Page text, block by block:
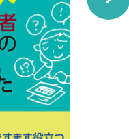
〈北村正敬〉